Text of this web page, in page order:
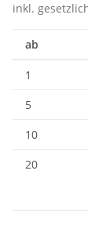
inkl.
ab
1
5
10
20